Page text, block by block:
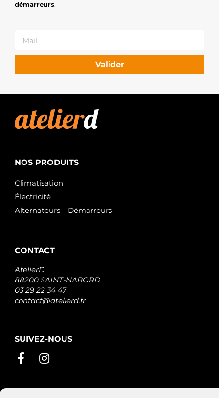
démarreurs.
Valider
NOS PRODUITS
Climatisation
Électricité
Alternateurs – Démarreurs
CONTACT
AtelierD
88200 SAINT-NABORD
03 29 22 34 47
contact@atelierd.fr
SUIVEZ-NOUS